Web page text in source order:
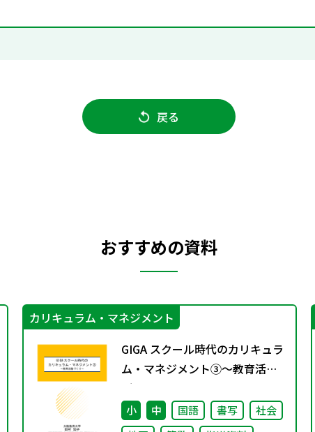
戻る
おすすめの資料
カリキュラム・マネジメント
GIGA スクール時代のカリキュラ
ム・マネジメント③〜教育活動
づくり～
小 中 国語 書写
社会